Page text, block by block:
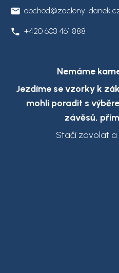
obchod@zaclony-
+420 603 461 888
Nemáme
Jezdíme se vzorky k
mohli poradit s
závěsů,
Stačí zavolat